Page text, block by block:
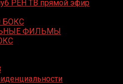
РЕН ТВ прямой эфир
ФИЛЬМЫ